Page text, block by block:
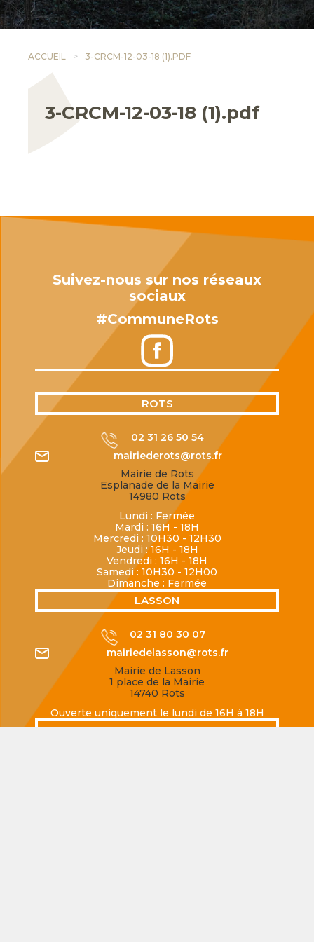
ACCUEIL 3-CRCM-12-03-18 (1).PDF
3-CRCM-12-03-18 (1).pdf
Suivez-nous sur nos réseaux
sociaux
#CommuneRots
ROTS
02 31 26 50 54
mairiederots@rots.fr
Mairie de Rots
Esplanade de la Mairie
14980 Rots
Lundi : Fermée
Mardi : 16H - 18H
Mercredi : 10H30 - 12H30
Jeudi : 16H - 18H
Vendredi : 16H - 18H
Samedi : 10H30 - 12H00
Dimanche : Fermée
LASSON
02 31 80 30 07
mairiedelasson@rots.fr
Mairie de Lasson
1 place de la Mairie
14740 Rots
Ouverte uniquement le lundi de 16H à 18H
SECQUEVILLE-EN-BESSIN